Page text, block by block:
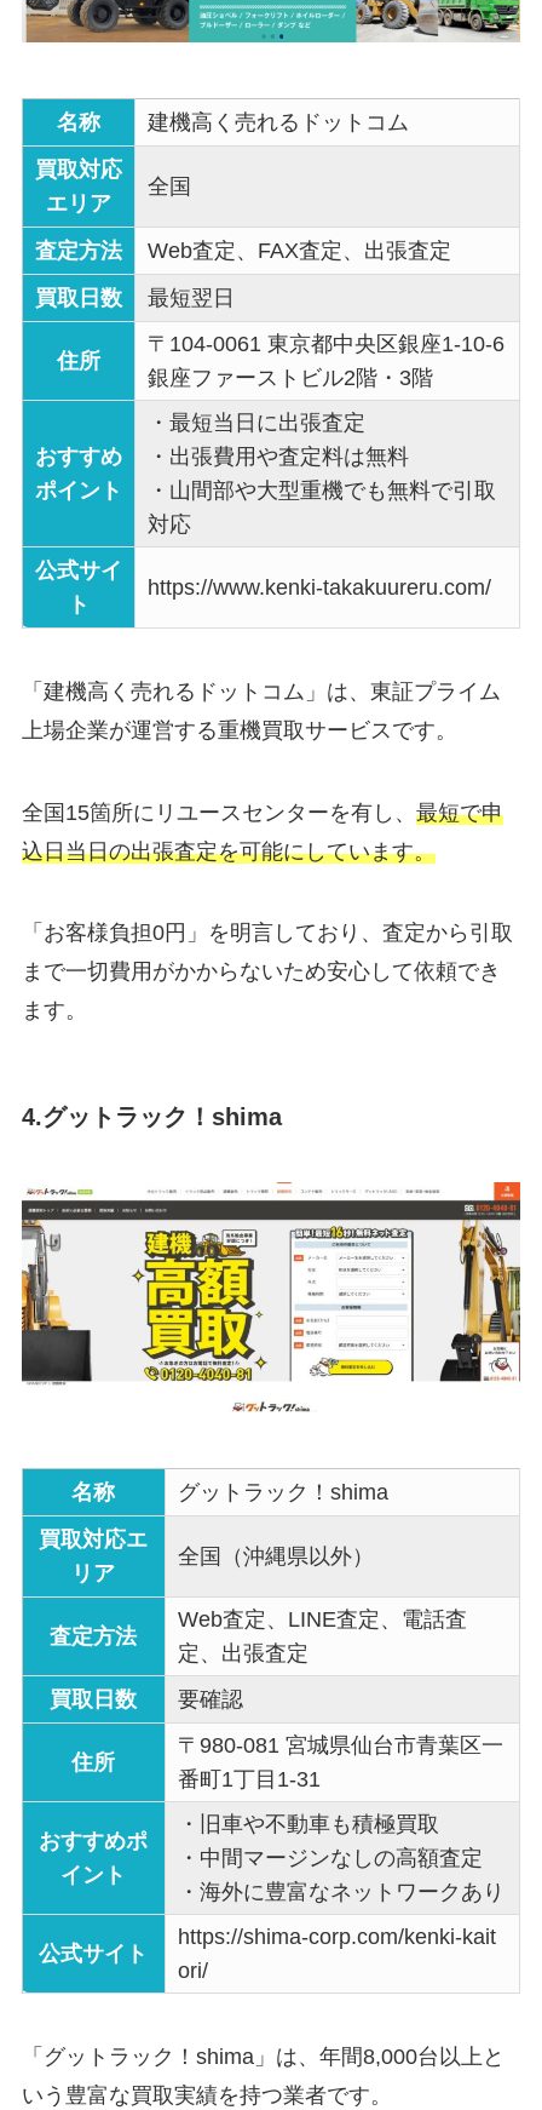
名称
建機高く売れるドットコム
買取対応
エリア
全国
査定方法
Web査定、FAX査定、出張査定
買取日数
最短翌日
住所
〒104-0061 東京都中央区銀座1-10-6
銀座ファーストビル2階・3階
おすすめ
ポイント
・最短当日に出張査定
・出張費用や査定料は無料
・山間部や大型重機でも無料で引取
対応
公式サイ
ト
https://www.kenki-takakuureru.com/
「建機高く売れるドットコム」は、東証プライム
上場企業が運営する重機買取サービスです。
全国15箇所にリユースセンターを有し、 最短で申
込日当日の出張査定を可能にしています。
「お客様負担0円」を明言しており、査定から引取
まで一切費用がかからないため安心して依頼でき
ます。
4.グットラック！shima
名称
グットラック！shima
買取対応エ
リア
全国（沖縄県以外）
査定方法
Web査定、LINE査定、電話査
定、出張査定
買取日数
要確認
住所
〒980-081 宮城県仙台市青葉区一
番町1丁目1-31
おすすめポ
イント
・旧車や不動車も積極買取
・中間マージンなしの高額査定
・海外に豊富なネットワークあり
公式サイト
https://shima-corp.com/kenki-kait
ori/
「グットラック！shima」は、年間8,000台以上と
いう豊富な買取実績を持つ業者です。